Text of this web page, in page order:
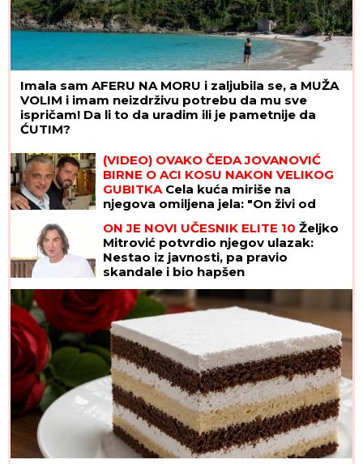
Imala sam AFERU NA MORU i zaljubila se, a MUŽA
VOLIM i imam neizdrživu potrebu da mu sve
ispričam! Da li to da uradim ili je pametnije da
ĆUTIM?
(VIDEO) OVAKO ČEDA JOVANOVIĆ
BIRNE O ACI KOSU NAKON VELIKOG
GUBITKA Cela kuća miriše na
njegova omiljena jela: "On živi od
ON JE NOVI UČESNIK ELITE 10 Željko
Mitrović potvrdio njegov ulazak:
Nestao iz javnosti, pa pravio
skandale i bio hapšen